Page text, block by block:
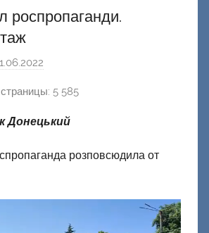
роспропаганди.
т
о
о
5 585
Донецький
розповсюдила от